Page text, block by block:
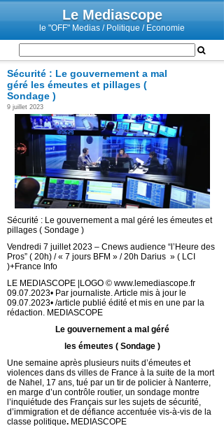
Le Mediascope
le "OFF" Medias / Politique / Economie
Sécurité : Le gouvernement a mal
géré les émeutes et pillages (
Sondage )
9 juillet 2023
Sécurité : Le gouvernement a mal géré les émeutes et
pillages ( Sondage )
Vendredi 7 juillet 2023 – Cnews audience “l’Heure des
Pros” ( 20h) / « 7 jours BFM » / 20h Darius » ( LCI
)+France Info
LE MEDIASCOPE |LOGO © www.lemediascope.fr
09.07.2023• Par journaliste. Article mis à jour le
09.07.2023• /article publié édité et mis en une par la
rédaction. MEDIASCOPE
Le gouvernement a mal géré
les émeutes ( Sondage )
Une semaine après plusieurs nuits d’émeutes et
violences dans ds villes de France à la suite de la mort
de Nahel, 17 ans, tué par un tir de policier à Nanterre,
en marge d’un contrôle routier, un sondage montre
l’inquiétude des Français sur les sujets de sécurité,
d’immigration et de défiance accentuée vis-à-vis de la
classe politique. MEDIASCOPE